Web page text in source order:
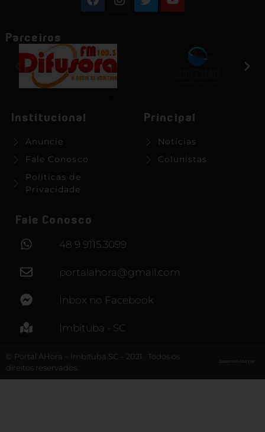
Parceiros
Institucional
Anuncie
Fale Conosco
Políticas de
Privacidade
Principal
Notícias
Colunistas
Fale Conosco
48 9 9115.3099
portalahora@gmail.com
Inbox no Facebook
Imbituba - SC
© Portal AHora – Imbituba SC – 2021 . Todos os
direitos reservados.
Desenvolvido por